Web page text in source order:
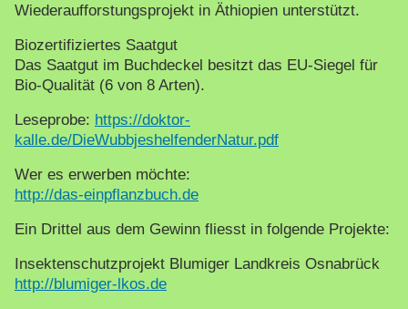
Wiederaufforstungsprojekt in Äthiopien unterstützt.
Biozertifiziertes Saatgut
Das Saatgut im Buchdeckel besitzt das EU-Siegel für
Bio-Qualität (6 von 8 Arten).
Leseprobe: https://doktor-
kalle.de/DieWubbjeshelfenderNatur.pdf
Wer es erwerben möchte:
http://das-einpflanzbuch.de
Ein Drittel aus dem Gewinn fliesst in folgende Projekte:
Insektenschutzprojekt Blumiger Landkreis Osnabrück
http://blumiger-lkos.de